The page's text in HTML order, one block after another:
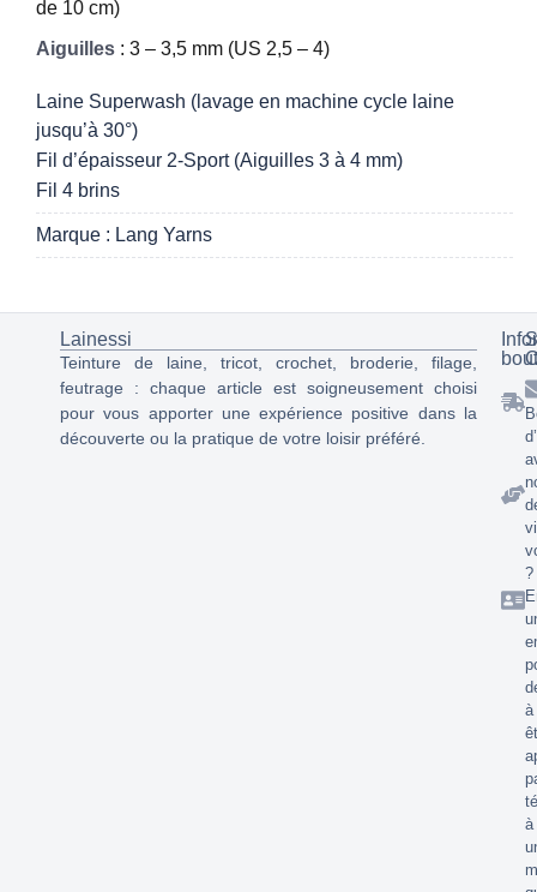
de 10 cm)
Aiguilles : 3 – 3,5 mm (US 2,5 – 4)
Laine Superwash (lavage en machine cycle laine
jusqu’à 30°)
Fil d’épaisseur 2-Sport (Aiguilles 3 à 4 mm)
Fil 4 brins
Marque : Lang Yarns
Lainessi
Teinture de laine, tricot, crochet, broderie, filage,
feutrage : chaque article est soigneusement choisi
pour vous apporter une expérience positive dans la
découverte ou la pratique de votre loisir préféré.
?
à
à